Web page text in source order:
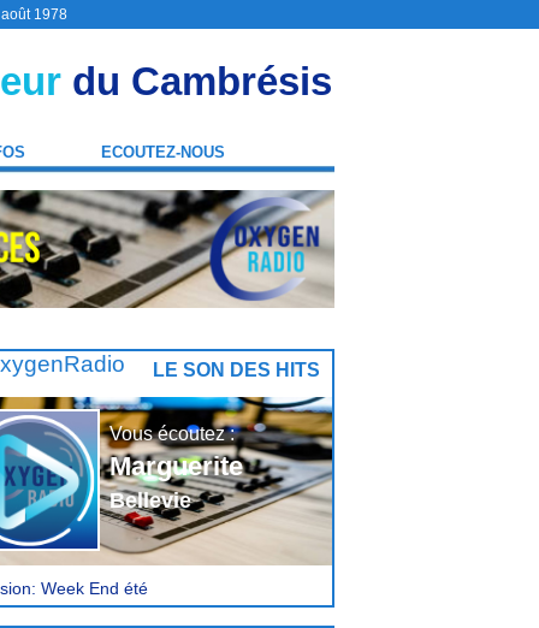
1978
du Cambrésis
ECOUTEZ-NOUS
LE SON DES HITS
Vous écoutez :
Marguerite
Bellevie
Week End été